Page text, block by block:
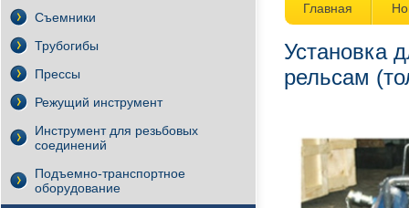
Съемники
Трубогибы
Прессы
Режущий инструмент
Инструмент для резьбовых
соединений
Подъемно-транспортное
оборудование
Главная
Установка
рельсам